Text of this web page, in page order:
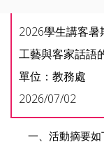
2026學生講客
工藝與客家話語
單位：教務處
2026/07/02
一、活動摘要如